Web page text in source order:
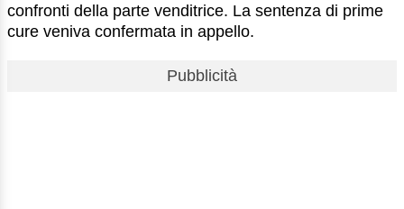
confronti della parte venditrice. La sentenza di prime
cure veniva confermata in appello.
Pubblicità